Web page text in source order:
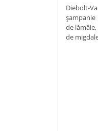
Diebolt-
de
de